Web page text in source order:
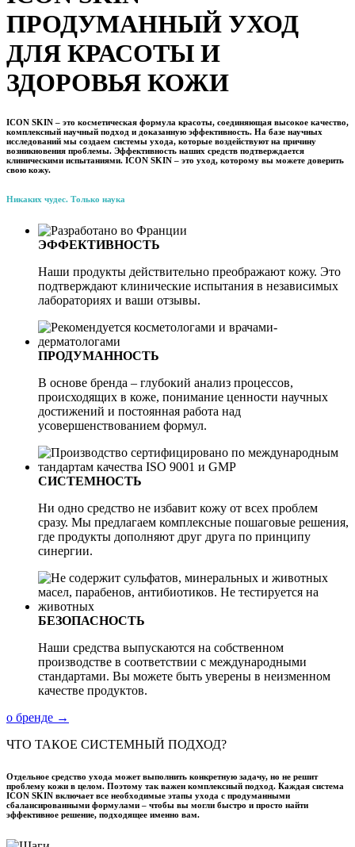
ПРОДУМАННЫЙ УХОД
ДЛЯ КРАСОТЫ И
ЗДОРОВЬЯ КОЖИ
ICON SKIN – это косметическая формула красоты, соединяющая высокое качество,
комплексный научный подход и доказанную эффективность. На базе научных
исследований мы создаем системы ухода, которые воздействуют на причину
возникновения проблемы. Эффективность наших средств подтверждается
клиническими испытаниями. ICON SKIN – это уход, которому вы можете доверить
свою кожу.
Никаких чудес. Только наука
ЭФФЕКТИВНОСТЬ
Наши продукты действительно преображают кожу. Это
подтверждают клинические испытания в независимых
лабораториях и ваши отзывы.
ПРОДУМАННОСТЬ
В основе бренда – глубокий анализ процессов,
происходящих в коже, понимание ценности научных
достижений и постоянная работа над
усовершенствованием формул.
СИСТЕМНОСТЬ
Ни одно средство не избавит кожу от всех проблем
сразу. Мы предлагаем комплексные пошаговые решения,
где продукты дополняют друг друга по принципу
синергии.
БЕЗОПАСНОСТЬ
Наши средства выпускаются на собственном
производстве в соответствии с международными
стандартами. Вы можете быть уверены в неизменном
качестве продуктов.
о бренде →
ЧТО ТАКОЕ СИСТЕМНЫЙ ПОДХОД?
Отдельное средство ухода может выполнить конкретную задачу, но не решит
проблему кожи в целом. Поэтому так важен комплексный подход. Каждая система
ICON SKIN включает все необходимые этапы ухода с продуманными
сбалансированными формулами – чтобы вы могли быстро и просто найти
эффективное решение, подходящее именно вам.